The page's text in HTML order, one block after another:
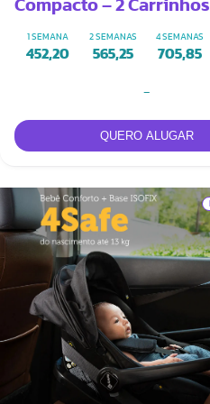
Compacto – 2 Carrinhos
1 SEMANA
452,20
2 SEMANAS
565,25
4 SEMANAS
705,85
-